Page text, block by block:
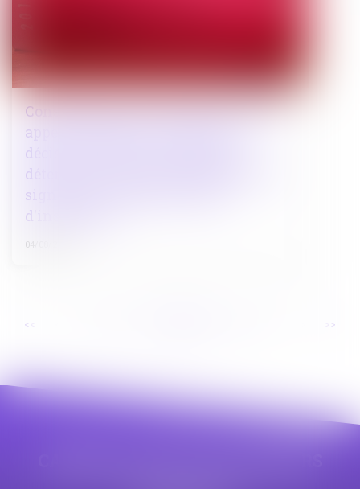
Conséquences de la mention « Je fais
appel » apposée sur la copie de la
décision rendue en matière de
détention provisoire, préalablement
signée par le greffier du juge
d'instruction
04/08/2023
<< >>